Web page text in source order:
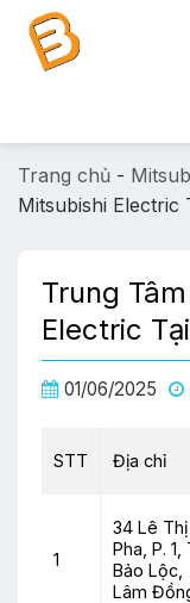
Chuyển
đến
Trang chủ -
Mitsubishi Electric
Trung
Electric
01/06/2025
STT Địa chỉ
1
34 Lê Thị
Pha, P. 1,
Bảo Lộc,
Lâm